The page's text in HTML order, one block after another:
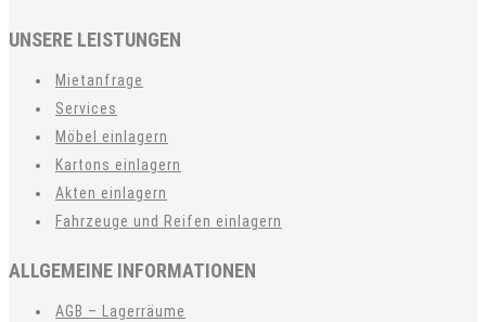
UNSERE LEISTUNGEN
Mietanfrage
Services
Möbel einlagern
Kartons einlagern
Akten einlagern
Fahrzeuge und Reifen einlagern
ALLGEMEINE INFORMATIONEN
AGB – Lagerräume